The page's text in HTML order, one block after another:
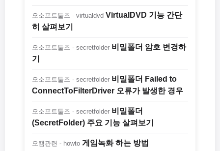
오소프트툴즈 - virtualdvd VirtualDVD 기능 간단
히 살펴보기
오소프트툴즈 - secretfolder 비밀폴더 암호 변경하
기
오소프트툴즈 - secretfolder 비밀폴더 Failed to
ConnectToFilterDriver 오류가 발생한 경우
오소프트툴즈 - secretfolder 비밀폴더
(SecretFolder) 주요 기능 살펴보기
오캠관련 - howto 게임녹화 하는 방법